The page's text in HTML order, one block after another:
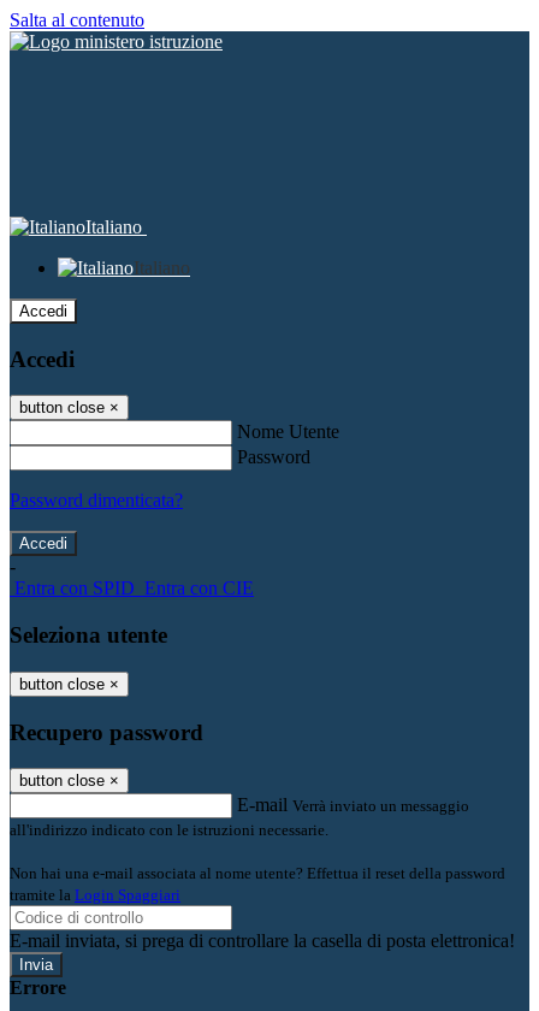
Salta al contenuto
Italiano
Italiano
Accedi
Accedi
button close ×
Nome Utente
Password
Password dimenticata?
-
Entra con SPID Entra con CIE
Seleziona utente
button close ×
Recupero password
button close ×
E-mail Verrà inviato un messaggio
all'indirizzo indicato con le istruzioni necessarie.
Non hai una e-mail associata al nome utente? Effettua il reset della password
tramite la Login Spaggiari
E-mail inviata, si prega di controllare la casella di posta elettronica!
Errore